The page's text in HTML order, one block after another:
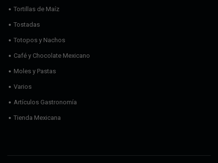
Tortillas de Maíz
Tostadas
Totopos y Nachos
Café y Chocolate Mexicano
Moles y Pastas
Varios
Artículos Gastronomía
Tienda Mexicana